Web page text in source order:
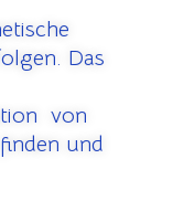
Das
von
und